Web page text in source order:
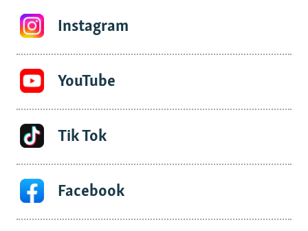
Instagram
YouTube
Tik Tok
Facebook